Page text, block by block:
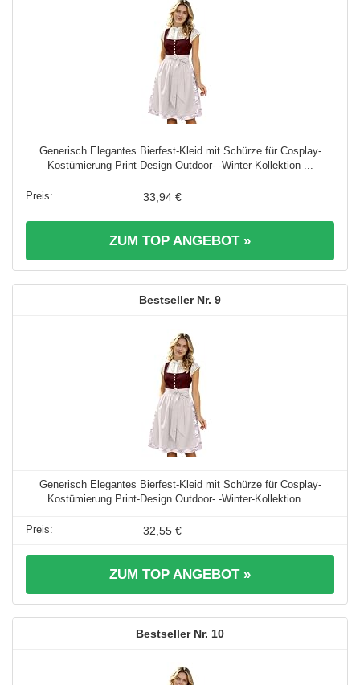
Generisch Elegantes Bierfest-Kleid mit Schürze für Cosplay-
Kostümierung Print-Design Outdoor- -Winter-Kollektion ...
33,94 €
ZUM TOP ANGEBOT »
9
Generisch Elegantes Bierfest-Kleid mit Schürze für Cosplay-
Kostümierung Print-Design Outdoor- -Winter-Kollektion ...
32,55 €
ZUM TOP ANGEBOT »
10